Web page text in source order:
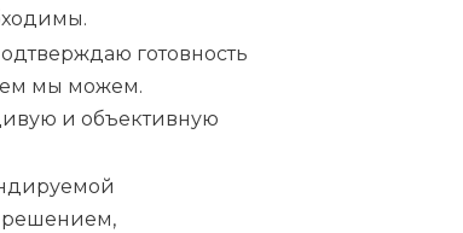
готовность
мы можем.
и объективную
решением,